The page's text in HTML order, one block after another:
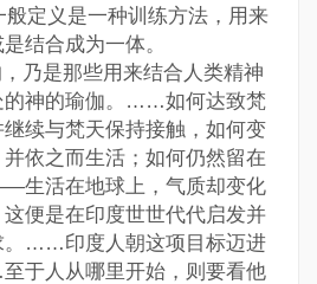
定义是一种训练方法，用来
结合成为一体。
乃是那些用来结合人类精神
的神的瑜伽。……如何达致梵
续与梵天保持接触，如何变
依之而生活；如何仍然留在
生活在地球上，气质却变化
便是在印度世世代代启发并
。……印度人朝这项目标迈进
于人从哪里开始，则要看他